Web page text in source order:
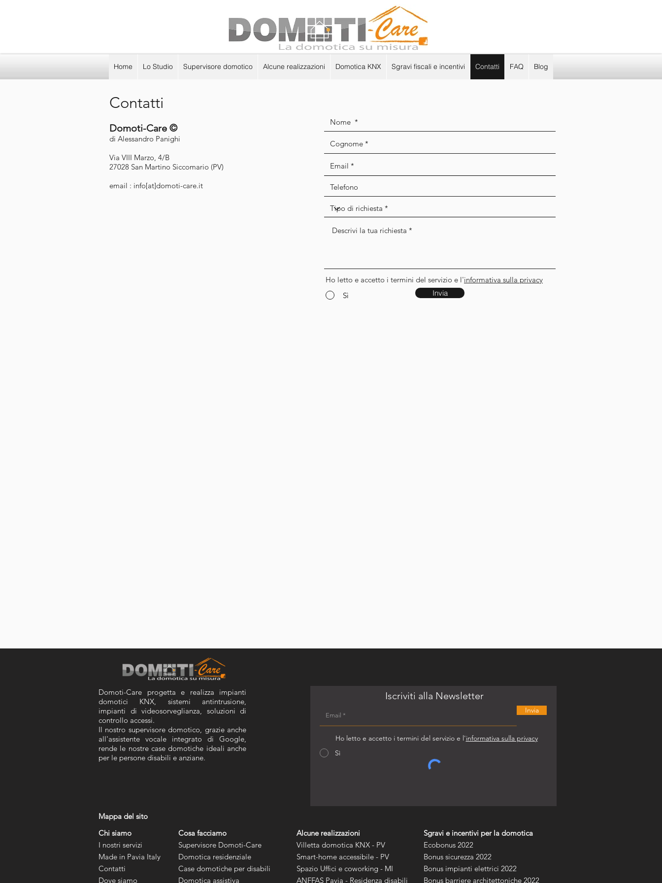
Home Lo Studio Supervisore domotico Alcune realizzazioni Domotica KNX Sgravi fiscali e incentivi Contatti FAQ Blog
Contatti
Domoti-Care ©
di Alessandro Panighi
Via VIII Marzo, 4/B
27028 San Martino Siccomario (PV)
email : info[at]domoti-care.it
Ho letto e accetto i termini del servizio e l'informativa sulla privacy
Sì
Invia
Domoti-Care progetta e realizza impianti
domotici KNX, sistemi antintrusione,
impianti di videosorveglianza, soluzioni di
controllo accessi.
Il nostro supervisore domotico, grazie anche
all'assistente vocale integrato di Google,
rende le nostre case domotiche ideali anche
per le persone disabili e anziane.​
Iscriviti alla Newsletter
Invia
Ho letto e accetto i termini del servizio e l'informativa sulla privacy
Sì
Mappa del sito
Chi siamo
I nostri servizi
Made in Pavia Italy
Contatti
Dove siamo
Cosa facciamo
Supervisore Domoti-Care
Domotica residenziale
Case domotiche per disabili
Domotica assistiva
Alcune realizzazioni
Villetta domotica KNX - PV
Smart-home accessibile - PV
Spazio Uffici e coworking - MI
ANFFAS Pavia - Residenza disabili
Sgravi e incentivi per la domotica
Ecobonus 2022
Bonus sicurezza 2022
Bonus impianti elettrici 2022
Bonus barriere architettoniche 2022